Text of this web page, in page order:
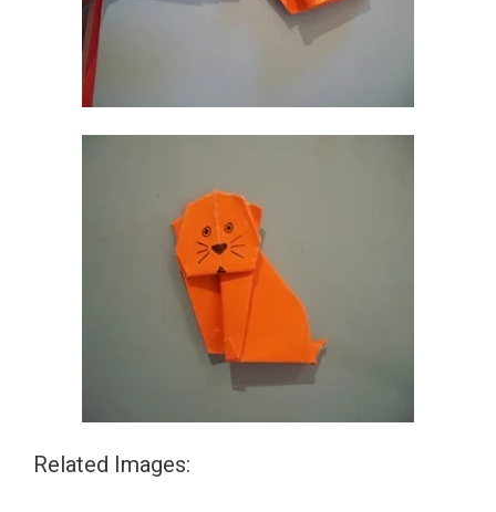
Related Images: